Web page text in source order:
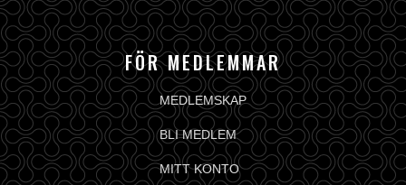
FÖR MEDLEMMAR
MEDLEMSKAP
BLI MEDLEM
MITT KONTO